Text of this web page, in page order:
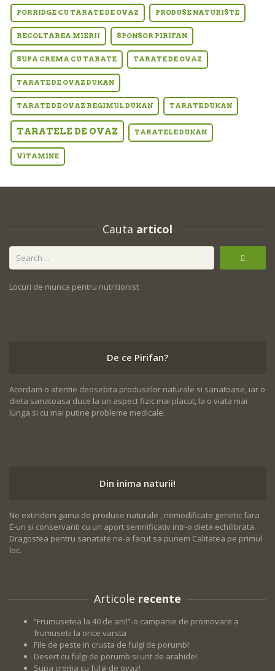
PORRIDGE CU TARATE DE OVAZ PRODUSE NATURISTE
RECOLTAREA MIERII SPONSOR PIRIFAN
SUPA CREMA CU TARATE TARATE DE OVAZ
TARATE DE OVAZ DUKAN
TARATE DE OVAZ REGIMUL DUKAN TARATE DUKAN
TARATELE DE OVAZ TARATELE DUKAN
VITAMINE
Cauta articol
Locuri de munca pentru nutritionist
De ce Pirifan?
Acordam o atentie deosebita produselor naturale si sanatoase, iar o
dieta sanatoasa duce la un aspect fizic mai placut, la o viata mai
lunga si cu mai putine probleme medicale.
Din inima naturii!
Ne extindem gama de produse naturale , nemodificate genetic fara
E-uri si conservanti cu un aport semnificativ intr-o dieta echilibrata.
Dragostea pentru sanatate ne-a facut sa punem Calitatea pe primul
loc.
Articole recente
“Frumusetea la 40 de ani!”-o campanie de promovare a
frumusetii la orice varsta
File de peste in crusta de fulgi de porumb!
Desert cu fulgi de porumb si unt de arahide!
Supa crema cu fulgi de ovaz!